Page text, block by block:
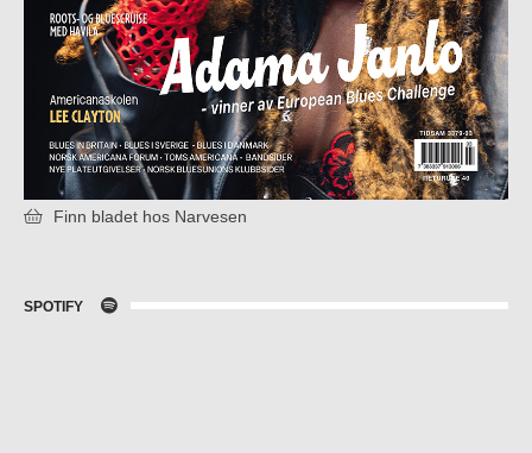
Finn bladet hos Narvesen
SPOTIFY